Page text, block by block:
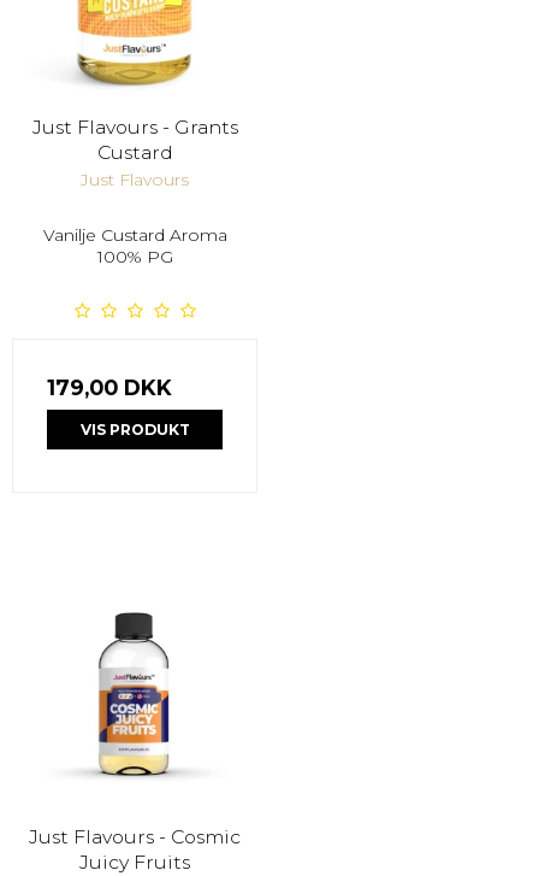
Just Flavours - Grants
Custard
Just Flavours
Vanilje Custard Aroma
100% PG
179,00 DKK
VIS PRODUKT
Just Flavours - Cosmic
Juicy Fruits